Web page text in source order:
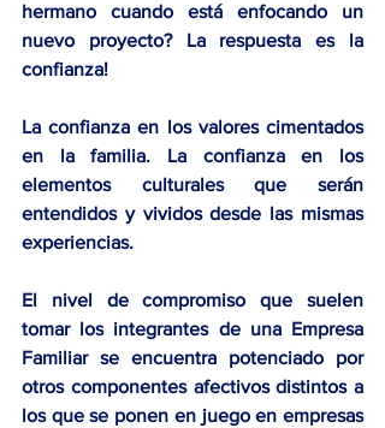
hermano cuando está enfocando un
nuevo proyecto? La respuesta es la
confianza!
La confianza en los valores cimentados
en la familia. La confianza en los
elementos culturales que serán
entendidos y vividos desde las mismas
experiencias.
El nivel de compromiso que suelen
tomar los integrantes de una Empresa
Familiar se encuentra potenciado por
otros componentes afectivos distintos a
los que se ponen en juego en empresas